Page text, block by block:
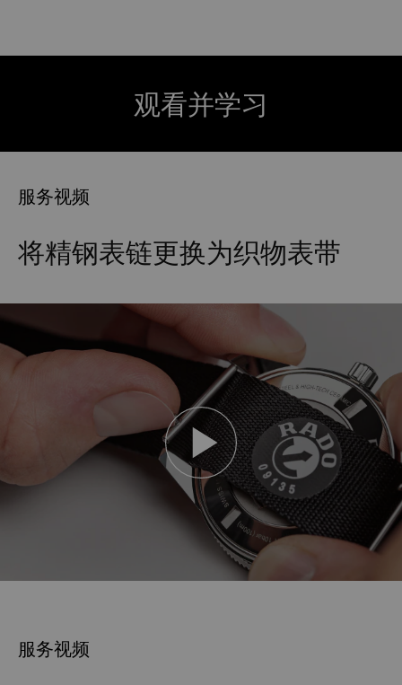
观看并学习
服务视频
将精钢表链更换为织物表带
服务视频